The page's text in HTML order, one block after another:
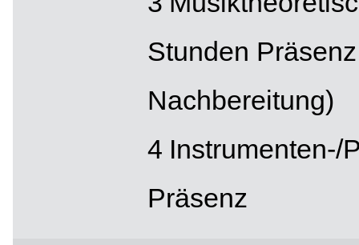
Stunden
Nachbereitung)
Instrumenten-/
Präsenz